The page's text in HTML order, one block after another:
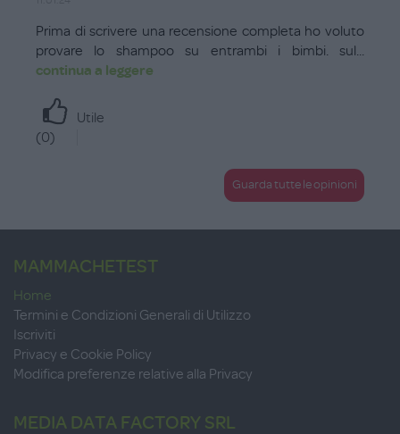
Prima di scrivere una recensione completa ho voluto
provare lo shampoo su entrambi i bimbi. sul...
continua a leggere
Utile
(0)
Guarda tutte le opinioni
MAMMACHETEST
Home
Termini e Condizioni Generali di Utilizzo
Iscriviti
Privacy e Cookie Policy
Modifica preferenze relative alla Privacy
MEDIA DATA FACTORY SRL